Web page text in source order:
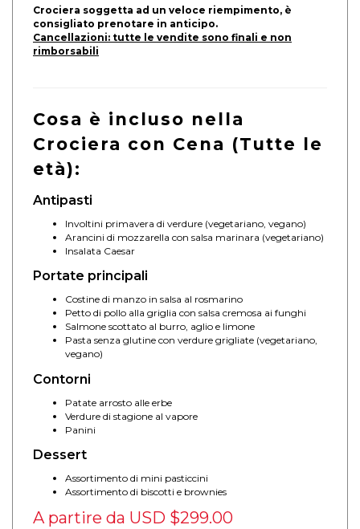
Crociera soggetta ad un veloce riempimento, è
consigliato prenotare in anticipo.
Cancellazioni: tutte le vendite sono finali e non
rimborsabili
Cosa è incluso nella
Crociera con Cena (Tutte le
età):
Antipasti
Involtini primavera di verdure (vegetariano, vegano)
Arancini di mozzarella con salsa marinara (vegetariano)
Insalata Caesar
Portate principali
Costine di manzo in salsa al rosmarino
Petto di pollo alla griglia con salsa cremosa ai funghi
Salmone scottato al burro, aglio e limone
Pasta senza glutine con verdure grigliate (vegetariano,
vegano)
Contorni
Patate arrosto alle erbe
Verdure di stagione al vapore
Panini
Dessert
Assortimento di mini pasticcini
Assortimento di biscotti e brownies
A partire da USD $299.00